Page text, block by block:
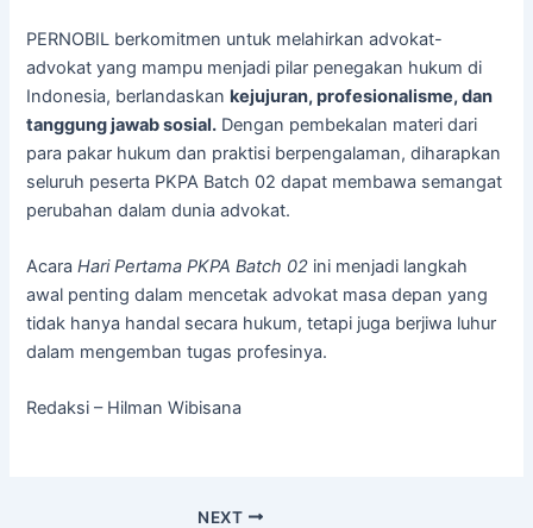
PERNOBIL berkomitmen untuk melahirkan advokat-
advokat yang mampu menjadi pilar penegakan hukum di
Indonesia, berlandaskankejujuran, profesionalisme, dan
tanggung jawab sosial. Dengan pembekalan materi dari
para pakar hukum dan praktisi berpengalaman, diharapkan
seluruh peserta PKPA Batch 02 dapat membawa semangat
perubahan dalam dunia advokat.
AcaraHari Pertama PKPA Batch 02 ini menjadi langkah
awal penting dalam mencetak advokat masa depan yang
tidak hanya handal secara hukum, tetapi juga berjiwa luhur
dalam mengemban tugas profesinya.
Redaksi – Hilman Wibisana
NEXT